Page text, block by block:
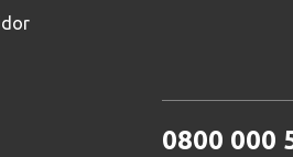
0800 000